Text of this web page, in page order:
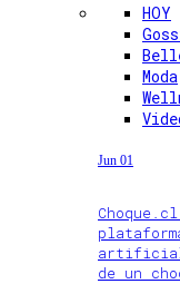
HOY
Moda
Jun 01
artificial
de un